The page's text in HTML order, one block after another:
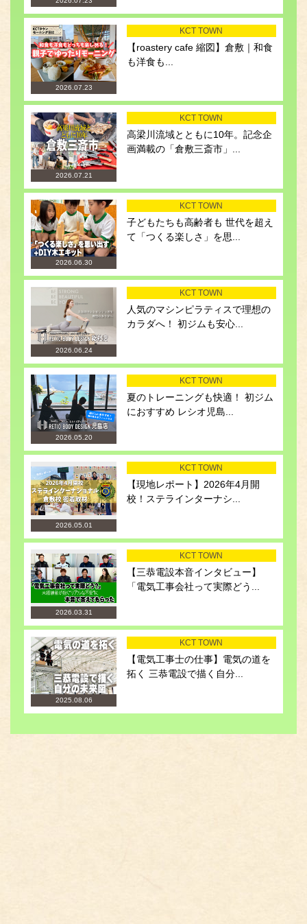
2026.07.23
KCT TOWN
【roastery cafe 縮図】倉敷｜和食
も洋食も...
2026.07.21
KCT TOWN
高梁川流域とともに10年。記念企
画満載の「倉敷三斎市」...
2026.06.30
KCT TOWN
子どもたちも高齢者も 世代を超え
て「つくる楽しさ」を思...
2026.06.24
KCT TOWN
人気のマシンピラティスで理想の
カラダへ！ 初ジムも安心...
2026.05.20
KCT TOWN
夏のトレーニングも快適！ 初ジム
におすすめ レシオ児島...
2026.05.01
KCT TOWN
【現地レポート】2026年4月開
校！ステラインターナシ...
2026.03.31
KCT TOWN
【三恭電設本音インタビュー】
「電気工事会社って実際どう...
2025.08.06
KCT TOWN
【電気工事士の仕事】電気の道を
拓く 三恭電設で描く自分...